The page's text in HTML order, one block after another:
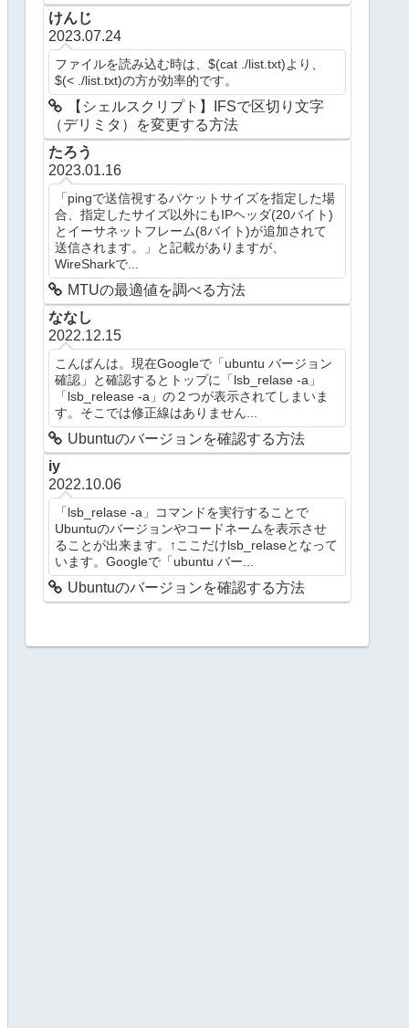
けんじ
2023.07.24
ファイルを読み込む時は、$(cat ./list.txt)より、
$(< ./list.txt)の方が効率的です。
【シェルスクリプト】IFSで区切り文字
（デリミタ）を変更する方法
たろう
2023.01.16
「pingで送信視するパケットサイズを指定した場
合、指定したサイズ以外にもIPヘッダ(20バイト)
とイーサネットフレーム(8バイト)が追加されて
送信されます。」と記載がありますが、
WireSharkで...
MTUの最適値を調べる方法
ななし
2022.12.15
こんばんは。現在Googleで「ubuntu バージョン
確認」と確認するとトップに「lsb_relase -a」
「lsb_release -a」の２つが表示されてしまいま
す。そこでは修正線はありません...
Ubuntuのバージョンを確認する方法
iy
2022.10.06
「lsb_relase -a」コマンドを実行することで
Ubuntuのバージョンやコードネームを表示させ
ることが出来ます。↑ここだけlsb_relaseとなって
います。Googleで「ubuntu バー...
Ubuntuのバージョンを確認する方法